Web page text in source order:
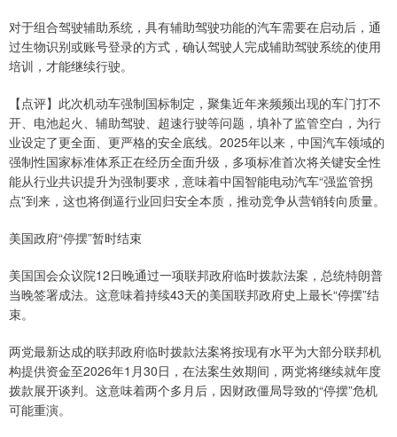
对于组合驾驶辅助系统，具有辅助驾驶功能的汽车需要在启动后，通
过生物识别或账号登录的方式，确认驾驶人完成辅助驾驶系统的使用
培训，才能继续行驶。
【点评】此次机动车强制国标制定，聚集近年来频频出现的车门打不
开、电池起火、辅助驾驶、超速行驶等问题，填补了监管空白，为行
业设定了更全面、更严格的安全底线。2025年以来，中国汽车领域的
强制性国家标准体系正在经历全面升级，多项标准首次将关键安全性
能从行业共识提升为强制要求，意味着中国智能电动汽车“强监管拐
点”到来，这也将倒逼行业回归安全本质，推动竞争从营销转向质量。
美国政府“停摆”暂时结束
美国国会众议院12日晚通过一项联邦政府临时拨款法案，总统特朗普
当晚签署成法。这意味着持续43天的美国联邦政府史上最长“停摆”结
束。
两党最新达成的联邦政府临时拨款法案将按现有水平为大部分联邦机
构提供资金至2026年1月30日，在法案生效期间，两党将继续就年度
拨款展开谈判。这意味着两个多月后，因财政僵局导致的“停摆”危机
可能重演。